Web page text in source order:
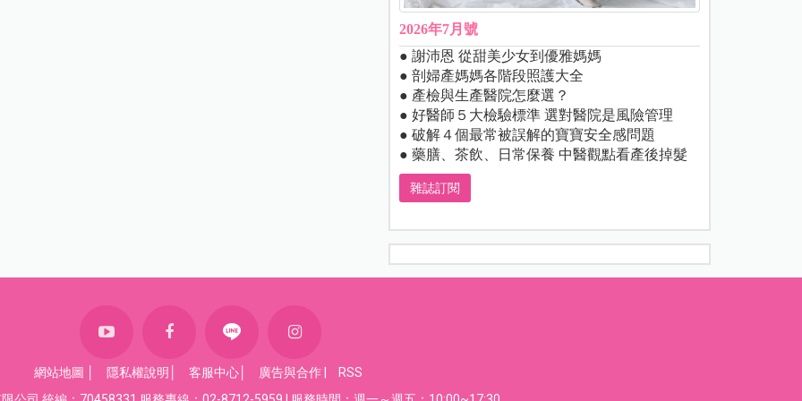
2026年7月號
● 謝沛恩 從甜美少女到優雅媽媽
● 剖婦產媽媽各階段照護大全
● 產檢與生產醫院怎麼選？
● 好醫師５大檢驗標準 選對醫院是風險管理
● 破解４個最常被誤解的寶寶安全感問題
● 藥膳、茶飲、日常保養 中醫觀點看產後掉髮
雜誌訂閱
網站地圖 隱私權說明 客服中心 廣告與合作
RSS